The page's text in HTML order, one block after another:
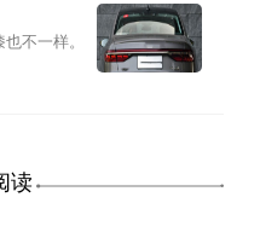
不一样。
读